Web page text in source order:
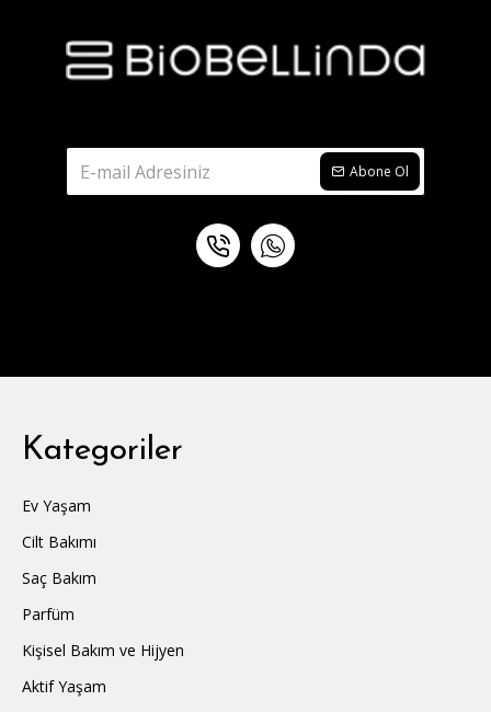
Abone Ol
Kategoriler
Ev Yaşam
Cilt Bakımı
Saç Bakım
Parfüm
Kişisel Bakım ve Hijyen
Aktif Yaşam